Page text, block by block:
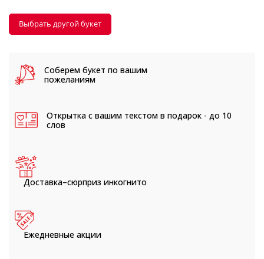
Выбрать другой букет
Соберем букет по вашим
пожеланиям
Открытка с вашим текстом в подарок - до 10
слов
Доставка–сюрприз инкогнито
Ежедневные акции